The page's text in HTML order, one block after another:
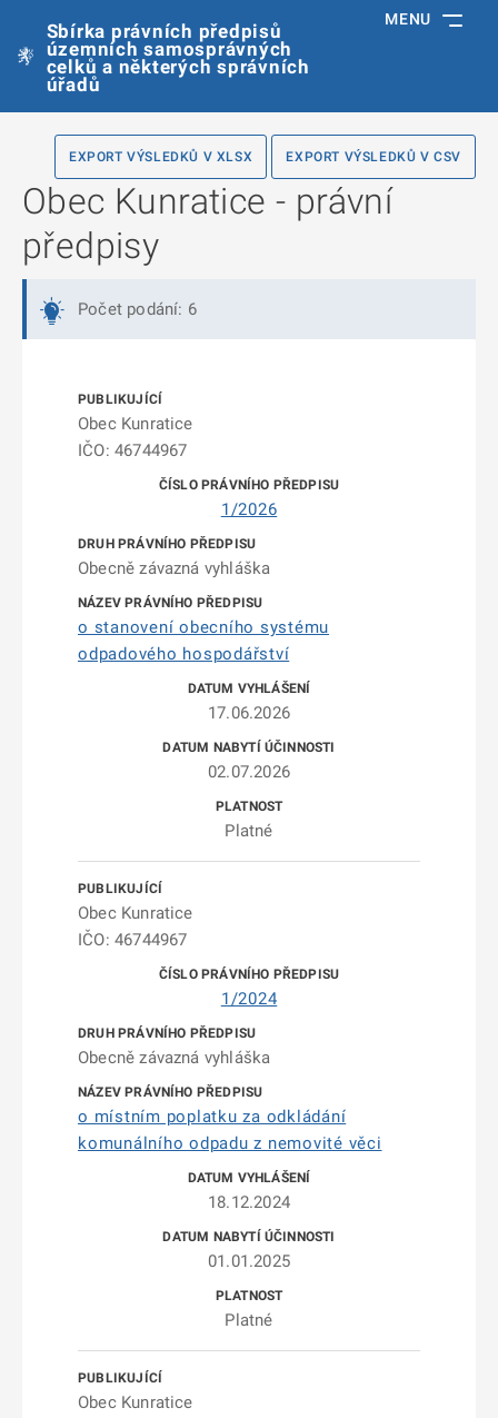
Sbírka právních předpisů
územních samosprávných
celků a některých správních
úřadů
MENU
EXPORT VÝSLEDKŮ V XLSX EXPORT VÝSLEDKŮ V CSV
Obec Kunratice - právní
předpisy
Počet podání: 6
Obec Kunratice
IČO: 46744967
1/2026
Obecně závazná vyhláška
o stanovení obecního systému
odpadového hospodářství
17.06.2026
02.07.2026
Platné
Obec Kunratice
IČO: 46744967
1/2024
Obecně závazná vyhláška
o místním poplatku za odkládání
komunálního odpadu z nemovité věci
18.12.2024
01.01.2025
Platné
Obec Kunratice